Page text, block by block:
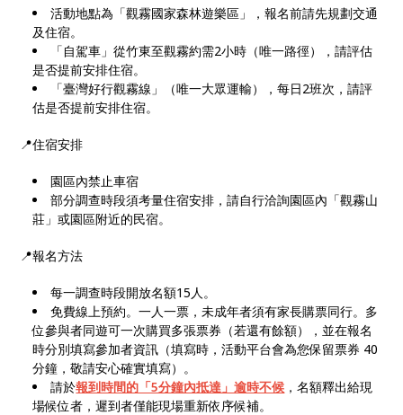
活動地點為「觀霧國家森林遊樂區」，報名前請先規劃交通
及住宿。
「自駕車」從竹東至觀霧約需2小時（唯一路徑），請評估
是否提前安排住宿。
「臺灣好行觀霧線」（唯一大眾運輸），每日2班次，請評
估是否提前安排住宿。
📍住宿安排
園區內禁止車宿
部分調查時段須考量住宿安排，請自行洽詢園區內「觀霧山
莊」或園區附近的民宿。
📍報名方法
每一調查時段開放名額15人。
免費線上預約。一人一票，未成年者須有家長購票同行。多
位參與者同遊可一次購買多張票券（若還有餘額），並在報名
時分別填寫參加者資訊（填寫時，活動平台會為您保留票券 40
分鐘，敬請安心確實填寫）。
請於報到時間的「5分鐘內抵達」逾時不候 ，名額釋出給現
場候位者，遲到者僅能現場重新依序候補。